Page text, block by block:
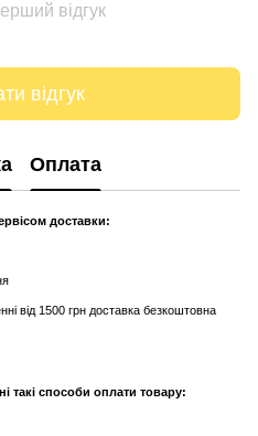
відгук
відгук
Оплата
доставки:
від 1500 грн доставка безкоштовна
такі способи оплати товару: